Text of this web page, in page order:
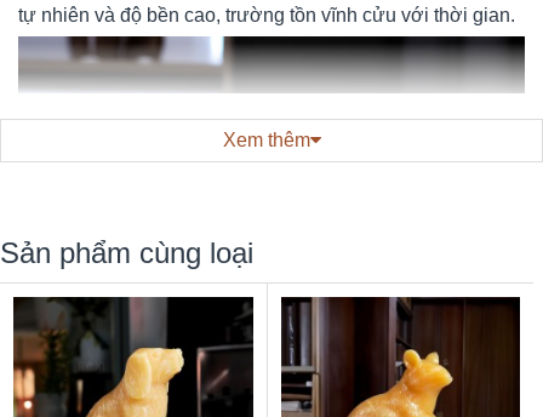
tự nhiên và độ bền cao, trường tồn vĩnh cửu với thời gian.
Xem thêm
Sản phẩm cùng loại